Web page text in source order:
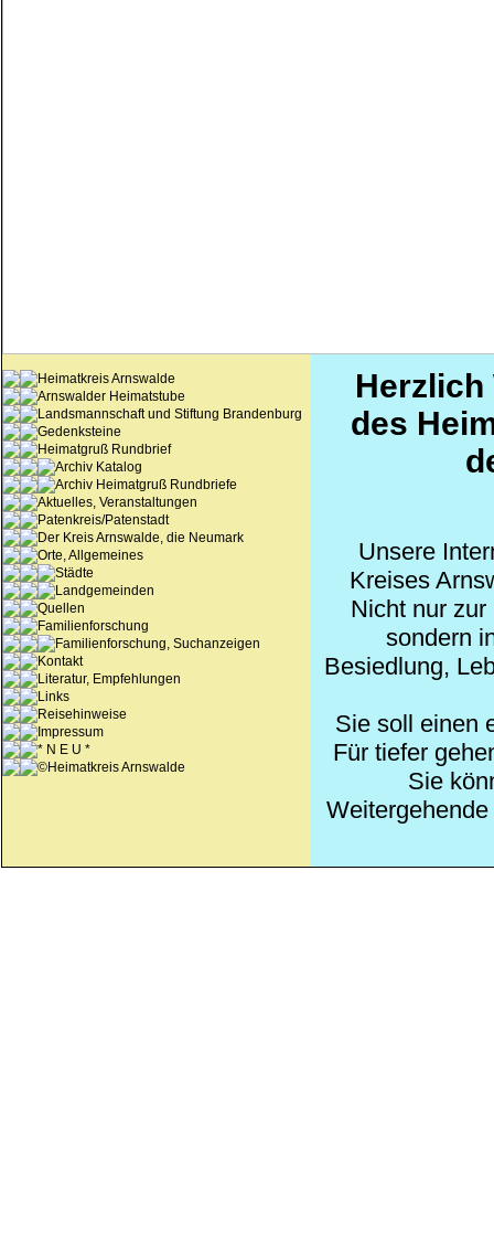
Heimatkreis Arnswalde
Arnswalder Heimatstube
Landsmannschaft und Stiftung Brandenburg
Gedenksteine
Heimatgruß Rundbrief
Archiv Katalog
Archiv Heimatgruß Rundbriefe
Aktuelles, Veranstaltungen
Patenkreis/Patenstadt
Der Kreis Arnswalde, die Neumark
Orte, Allgemeines
Städte
Landgemeinden
Quellen
Familienforschung
Familienforschung, Suchanzeigen
Kontakt
Literatur, Empfehlungen
Links
Reisehinweise
Impressum
* N E U *
©Heimatkreis Arnswalde
Herzlich
des
Unsere
Kreises
Nicht nur
sondern
Besiedlung,
Sie soll einen
Für tiefer
Sie